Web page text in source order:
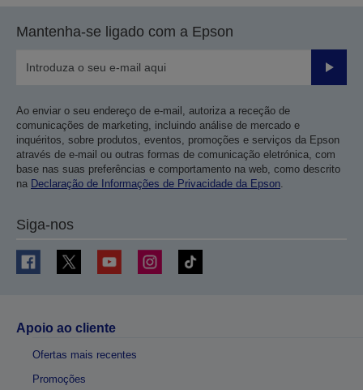
Mantenha-se ligado com a Epson
Enviar
Ao enviar o seu endereço de e-mail, autoriza a receção de
comunicações de marketing, incluindo análise de mercado e
inquéritos, sobre produtos, eventos, promoções e serviços da Epson
através de e-mail ou outras formas de comunicação eletrónica, com
base nas suas preferências e comportamento na web, como descrito
na Declaração de Informações de Privacidade da Epson
Siga-nos
Apoio ao cliente
Ofertas mais recentes
Promoções